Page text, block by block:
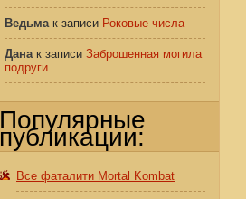
Ведьмак записи Роковые числа
Данак записи Заброшенная могила
подруги
Популярные
публикации:
Все фаталити Mortal Kombat